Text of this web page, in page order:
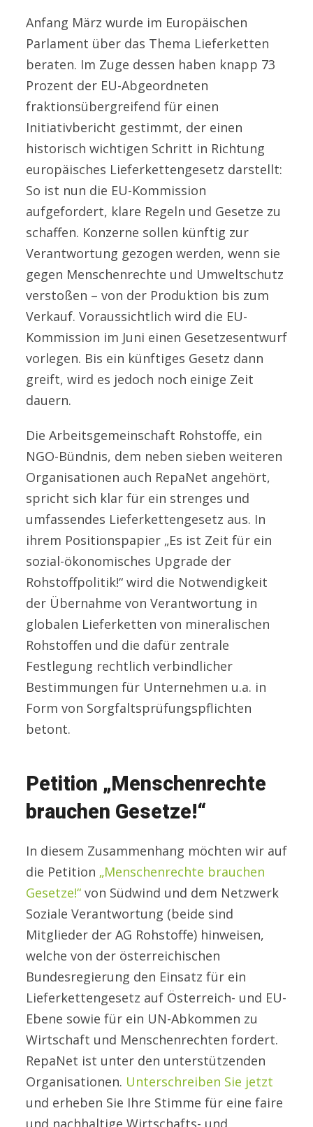
Anfang März wurde im Europäischen
Parlament über das Thema Lieferketten
beraten. Im Zuge dessen haben knapp 73
Prozent der EU-Abgeordneten
fraktionsübergreifend für einen
Initiativbericht gestimmt, der einen
historisch wichtigen Schritt in Richtung
europäisches Lieferkettengesetz darstellt:
So ist nun die EU-Kommission
aufgefordert, klare Regeln und Gesetze zu
schaffen. Konzerne sollen künftig zur
Verantwortung gezogen werden, wenn sie
gegen Menschenrechte und Umweltschutz
verstoßen – von der Produktion bis zum
Verkauf. Voraussichtlich wird die EU-
Kommission im Juni einen Gesetzesentwurf
vorlegen. Bis ein künftiges Gesetz dann
greift, wird es jedoch noch einige Zeit
dauern.
Die Arbeitsgemeinschaft Rohstoffe, ein
NGO-Bündnis, dem neben sieben weiteren
Organisationen auch RepaNet angehört,
spricht sich klar für ein strenges und
umfassendes Lieferkettengesetz aus. In
ihrem Positionspapier „Es ist Zeit für ein
sozial-ökonomisches Upgrade der
Rohstoffpolitik!“ wird die Notwendigkeit
der Übernahme von Verantwortung in
globalen Lieferketten von mineralischen
Rohstoffen und die dafür zentrale
Festlegung rechtlich verbindlicher
Bestimmungen für Unternehmen u.a. in
Form von Sorgfaltsprüfungspflichten
betont.
Petition „Menschenrechte
brauchen Gesetze!“
In diesem Zusammenhang möchten wir auf
die Petition „Menschenrechte brauchen
Gesetze!“ von Südwind und dem Netzwerk
Soziale Verantwortung (beide sind
Mitglieder der AG Rohstoffe) hinweisen,
welche von der österreichischen
Bundesregierung den Einsatz für ein
Lieferkettengesetz auf Österreich- und EU-
Ebene sowie für ein UN-Abkommen zu
Wirtschaft und Menschenrechten fordert.
RepaNet ist unter den unterstützenden
Organisationen. Unterschreiben Sie jetzt
und erheben Sie Ihre Stimme für eine faire
und nachhaltige Wirtschafts- und